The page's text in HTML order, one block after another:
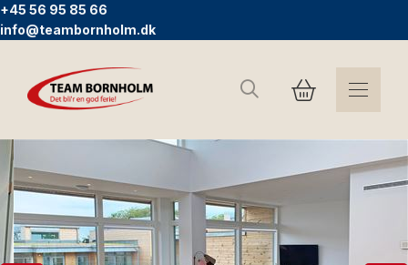
+45 56 95 85 66
info@teambornholm.dk
Search